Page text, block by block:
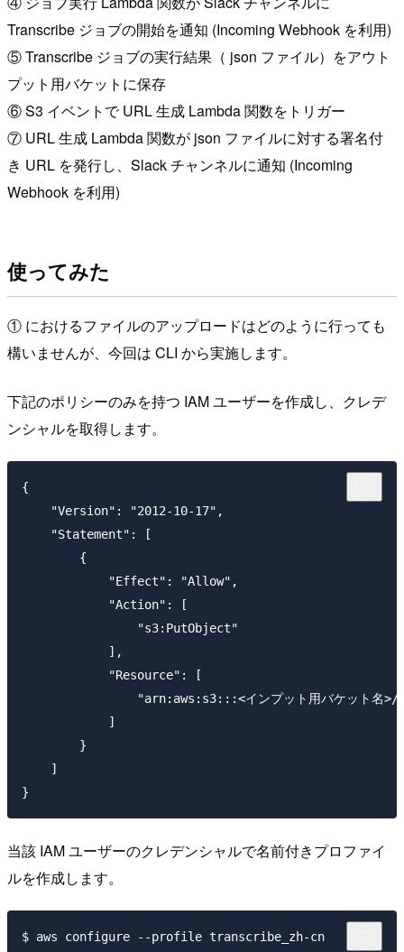
Transcribe ジョブの開始を通知 (Incoming Webhook を利用)
⑤ Transcribe ジョブの実行結果（ json ファイル）をアウト
プット用バケットに保存
⑥ S3 イベントで URL 生成 Lambda 関数をトリガー
⑦ URL 生成 Lambda 関数が json ファイルに対する署名付
き URL を発行し、Slack チャンネルに通知 (Incoming
Webhook を利用)
使ってみた
① におけるファイルのアップロードはどのように行っても
構いませんが、今回は CLI から実施します。
下記のポリシーのみを持つ IAM ユーザーを作成し、クレデ
ンシャルを取得します。
{
    "Version": "2012-10-17",
    "Statement": [
        {
            "Effect": "Allow",
            "Action": [
                "s3:PutObject"
            ],
            "Resource": [
"arn:aws:s3:::<インプット用バケット名>/
            ]
        }
    ]
当該 IAM ユーザーのクレデンシャルで名前付きプロファイ
ルを作成します。
$ aws configure --profile transcribe_zh-cn